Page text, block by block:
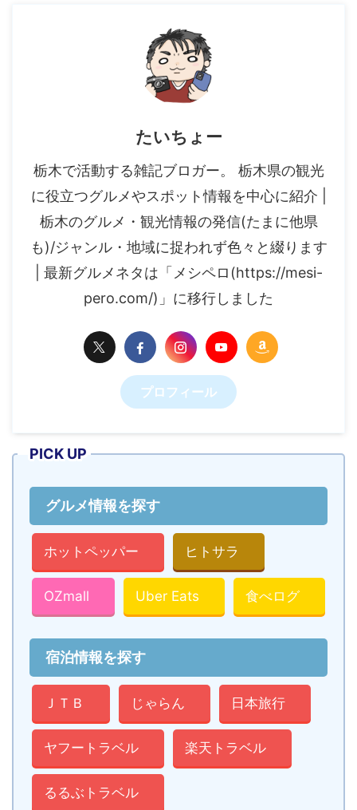
たいちょー
栃木で活動する雑記ブロガー。 栃木県の観光
に役立つグルメやスポット情報を中心に紹介 |
栃木のグルメ・観光情報の発信(たまに他県
も)/ジャンル・地域に捉われず色々と綴ります
| 最新グルメネタは「メシペロ(https://mesi-
pero.com/)」に移行しました
プロフィール
PICK UP
グルメ情報を探す
ホットペッパー ヒトサラ
OZmall Uber Eats 食べログ
宿泊情報を探す
ＪＴＢ じゃらん 日本旅行
ヤフートラベル 楽天トラベル
るるぶトラベル